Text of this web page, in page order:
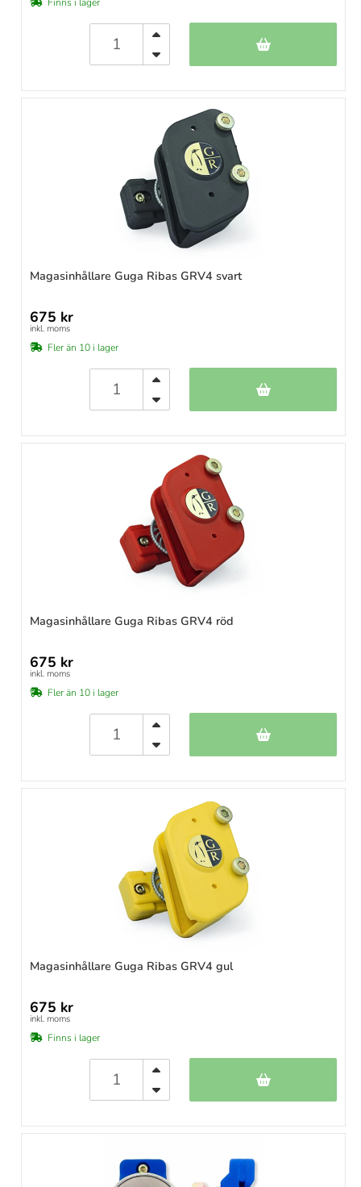
Finns i lager
Magasinhållare Guga Ribas GRV4 svart
675 kr
inkl. moms
Fler än 10 i lager
Magasinhållare Guga Ribas GRV4 röd
675 kr
inkl. moms
Fler än 10 i lager
Magasinhållare Guga Ribas GRV4 gul
675 kr
inkl. moms
Finns i lager